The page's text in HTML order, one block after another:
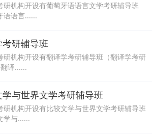
研机构开设有葡萄牙语语言文学考研辅导班
语语言......
研辅导班
研机构开设有翻译学考研辅导班（翻译学考研
译......
学与世界文学考研辅导班
研机构开设有比较文学与世界文学考研辅导班
学与......